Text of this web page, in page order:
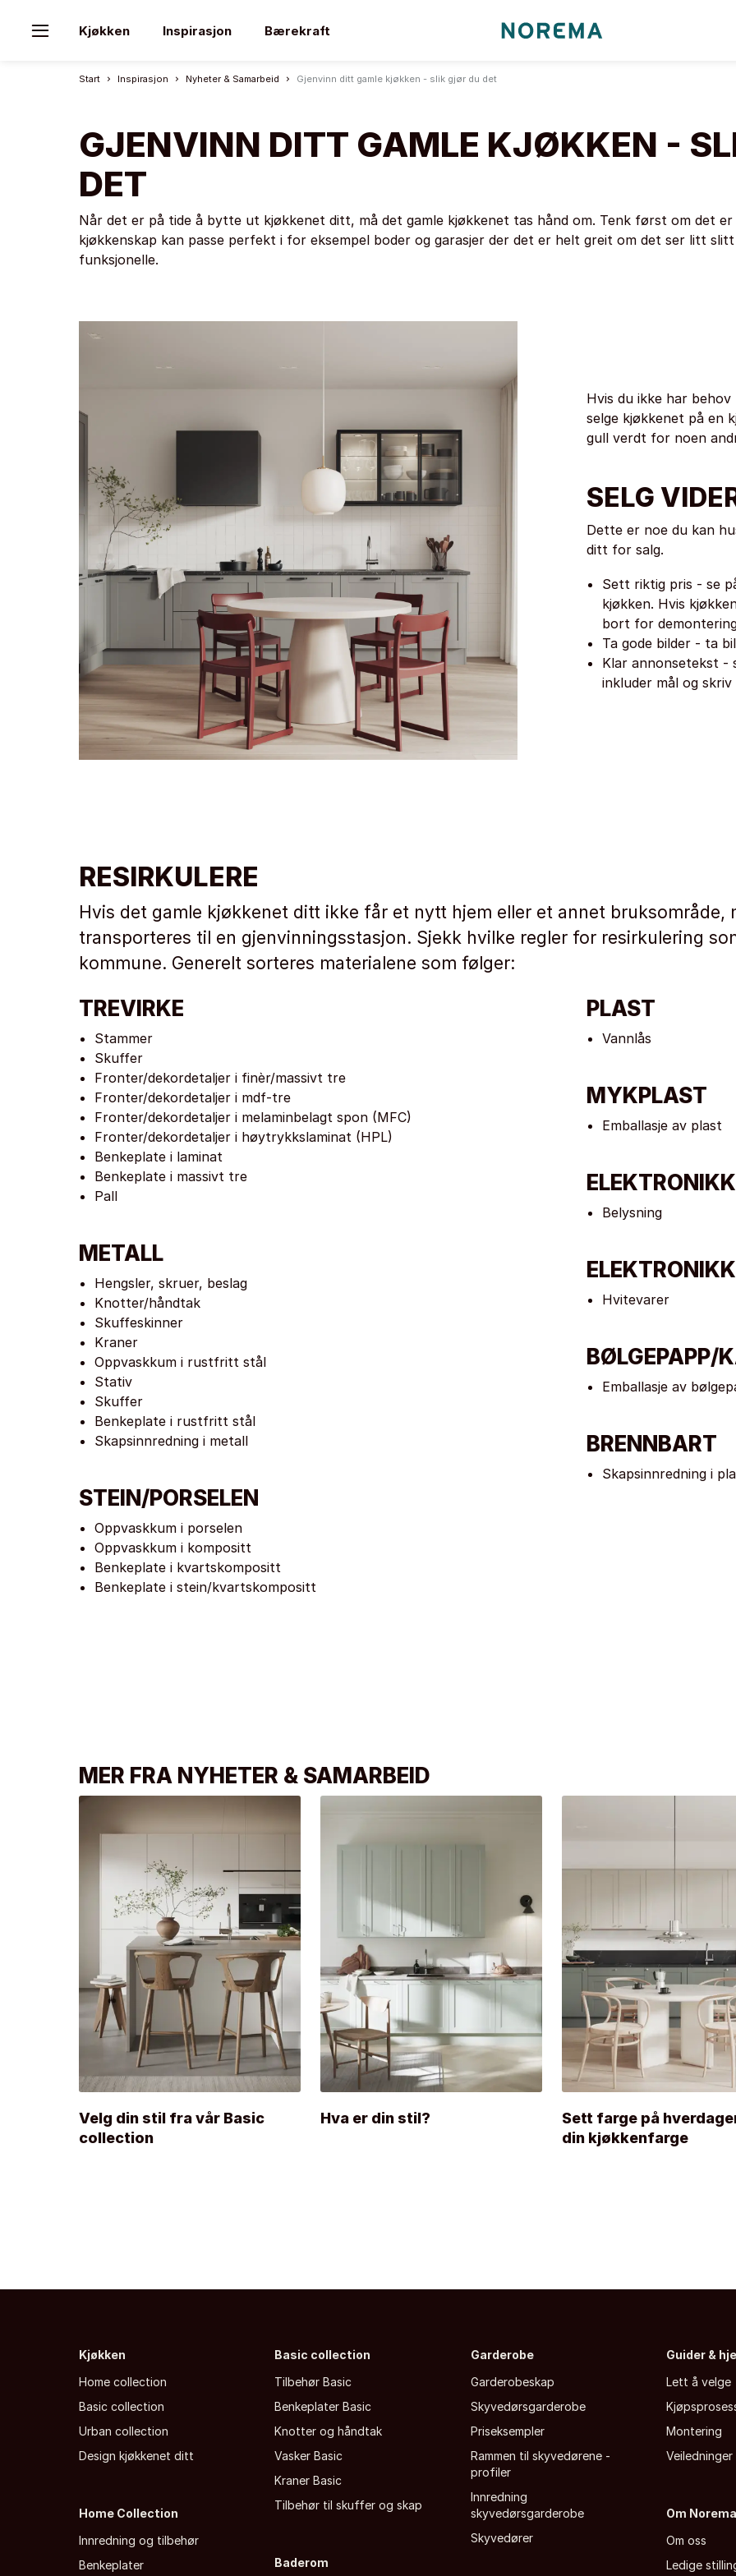
Go
Kjøkken Inspirasjon Bærekraft
Start Inspirasjon Nyheter & Samarbeid Gjenvinn ditt gamle kjøkken - slik gjør du det
GJENVINN DITT GAMLE KJØKKEN -
DET
Når det er på tide å bytte ut kjøkkenet ditt, må det gamle kjøkkenet tas hånd om. Tenk først om det er
kjøkkenskap kan passe perfekt i for eksempel boder og garasjer der det er helt greit om det ser litt
funksjonelle.
Hvis du ikke har
selge kjøkkenet på en
gull verdt for noen
SELG
Dette er noe du kan
ditt for salg.
Sett riktig pris - se
kjøkken. Hvis
bort for
Ta gode bilder - ta
Klar annonsetekst -
inkluder mål og
RESIRKULERE
Hvis det gamle kjøkkenet ditt ikke får et nytt hjem eller et annet bruksområde,
transporteres til en gjenvinningsstasjon. Sjekk hvilke regler for resirkulering
kommune. Generelt sorteres materialene som følger:
TREVIRKE
Stammer
Skuffer
Fronter/dekordetaljer i finèr/massivt tre
Fronter/dekordetaljer i mdf-tre
Fronter/dekordetaljer i melaminbelagt spon (MFC)
Fronter/dekordetaljer i høytrykkslaminat (HPL)
Benkeplate i laminat
Benkeplate i massivt tre
Pall
METALL
Hengsler, skruer, beslag
Knotter/håndtak
Skuffeskinner
Kraner
Oppvaskkum i rustfritt stål
Stativ
Skuffer
Benkeplate i rustfritt stål
Skapsinnredning i metall
STEIN/PORSELEN
Oppvaskkum i porselen
Oppvaskkum i kompositt
Benkeplate i kvartskompositt
Benkeplate i stein/kvartskompositt
PLAST
Vannlås
MYKPLAST
Emballasje av plast
Belysning
Hvitevarer
BØLGEPAPP/
Emballasje av
BRENNBART
Skapsinnredning i
MER FRA NYHETER & SAMARBEID
Velg din stil fra vår Basic
collection
Hva er din stil?
Sett farge på
din kjøkkenfarge
Kjøkken
Home collection
Basic collection
Urban collection
Design kjøkkenet ditt
Home Collection
Innredning og tilbehør
Benkeplater
Basic collection
Tilbehør Basic
Benkeplater Basic
Knotter og håndtak
Vasker Basic
Kraner Basic
Tilbehør til skuffer og skap
Baderom
Garderobe
Garderobeskap
Skyvedørsgarderobe
Priseksempler
Rammen til skyvedørene -
profiler
Innredning
skyvedørsgarderobe
Skyvedører
Guider &
Lett å velge
Montering
Veiledninger
Om
Om oss
Ledige